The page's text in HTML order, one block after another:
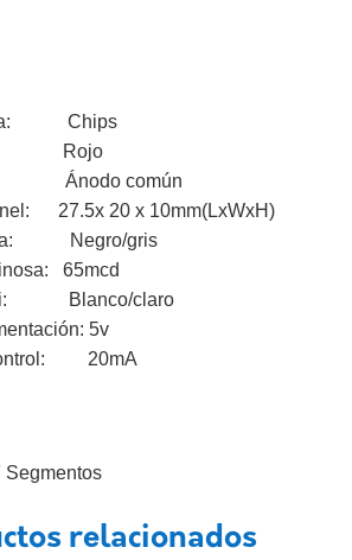
Chips
Rojo
Ánodo común
27.5x 20 x 10mm(LxWxH)
Negro/gris
65mcd
Blanco/claro
5v
20mA
relacionados